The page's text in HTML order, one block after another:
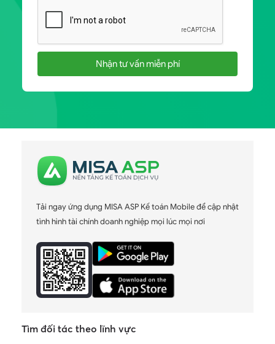
Nhận tư vấn miễn phí
Tải ngay ứng dụng MISA ASP Kế toán Mobile để cập nhật
tình hình tài chính doanh nghiệp mọi lúc mọi nơi
Tìm đối tác theo lĩnh vực